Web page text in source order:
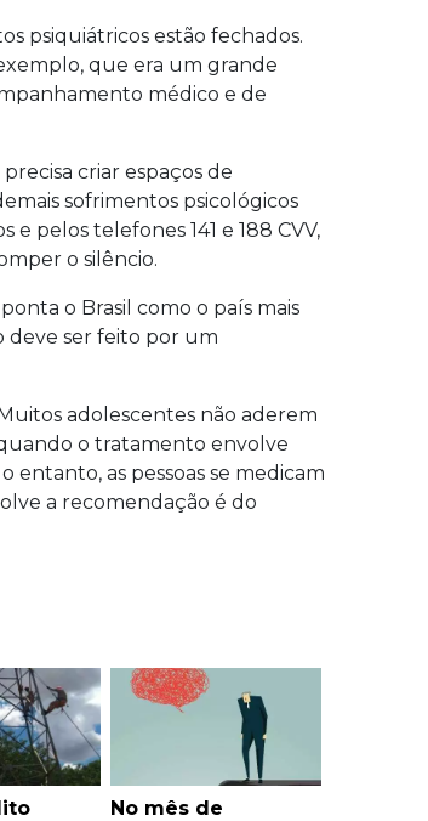
psiquiátricos estão fechados.
que era um grande
médico e de
criar espaços de
sofrimentos psicológicos
pelos telefones 141 e 188 CVV,
o silêncio.
o Brasil como o país mais
deve ser feito por um
adolescentes não aderem
o tratamento envolve
entanto, as pessoas se medicam
a recomendação é do
No mês de